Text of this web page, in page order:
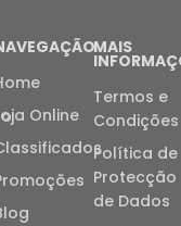
Online
MAIS
Termos e
Condições
Política de
Protecção
de Dados